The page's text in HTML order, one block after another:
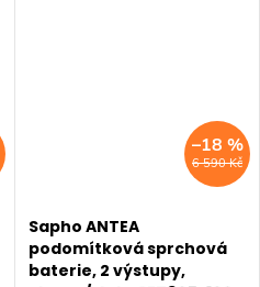
6 590 Kč
–18 %
Sapho ANTEA
podomítková sprchová
baterie, 2 výstupy,